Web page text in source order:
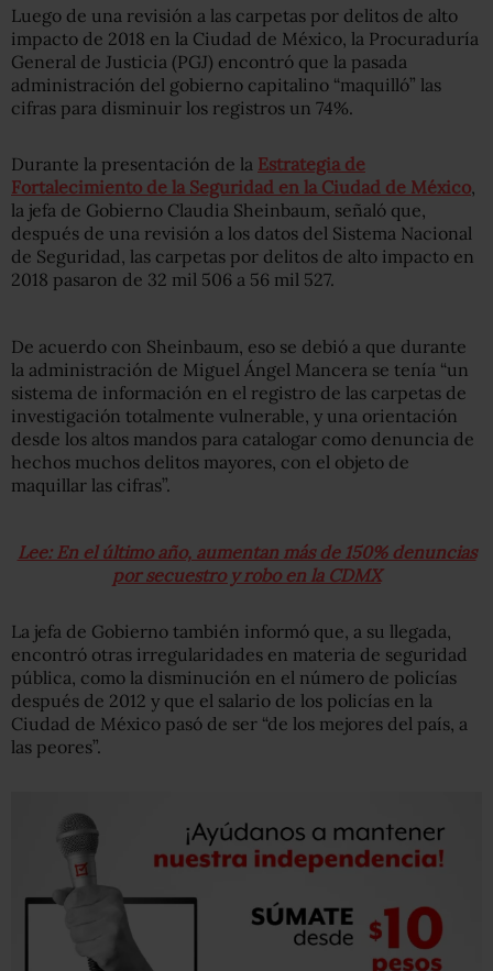
Luego de una revisión a las carpetas por delitos de alto
impacto de 2018 en la Ciudad de México, la Procuraduría
General de Justicia (PGJ) encontró que la pasada
administración del gobierno capitalino “maquilló” las
cifras para disminuir los registros un 74%.
Durante la presentación de la Estrategia de
Fortalecimiento de la Seguridad en la Ciudad de México,
la jefa de Gobierno Claudia Sheinbaum, señaló que,
después de una revisión a los datos del Sistema Nacional
de Seguridad, las carpetas por delitos de alto impacto en
2018 pasaron de 32 mil 506 a 56 mil 527.
De acuerdo con Sheinbaum, eso se debió a que durante
la administración de Miguel Ángel Mancera se tenía “un
sistema de información en el registro de las carpetas de
investigación totalmente vulnerable, y una orientación
desde los altos mandos para catalogar como denuncia de
hechos muchos delitos mayores, con el objeto de
maquillar las cifras”.
Lee: En el último año, aumentan más de 150% denuncias
por secuestro y robo en la CDMX
La jefa de Gobierno también informó que, a su llegada,
encontró otras irregularidades en materia de seguridad
pública, como la disminución en el número de policías
después de 2012 y que el salario de los policías en la
Ciudad de México pasó de ser “de los mejores del país, a
las peores”.